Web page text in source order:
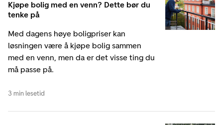
Kjøpe bolig med en venn? Dette bør du
tenke på
Med dagens høye boligpriser kan
løsningen være å kjøpe bolig sammen
med en venn, men da er det visse ting du
må passe på.
3 min lesetid